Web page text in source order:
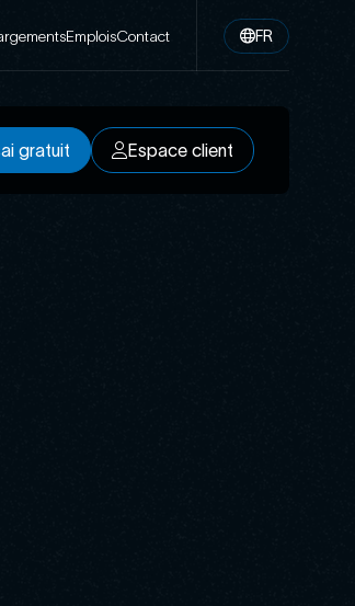
EmploisContact FR
gratuit Espace client
Espace client